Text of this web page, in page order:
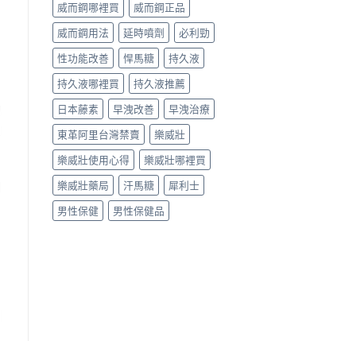
威而鋼哪裡買
威而鋼正品
威而鋼用法
延時噴劑
必利勁
性功能改善
悍馬糖
持久液
持久液哪裡買
持久液推薦
日本藤素
早洩改善
早洩治療
東革阿里台灣禁賣
樂威壯
樂威壯使用心得
樂威壯哪裡買
樂威壯藥局
汗馬糖
犀利士
男性保健
男性保健品